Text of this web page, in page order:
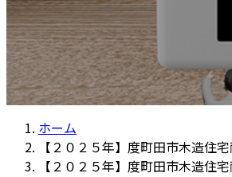
ホーム
【２０２５年】度町田市木造住
【２０２５年】度町田市木造住